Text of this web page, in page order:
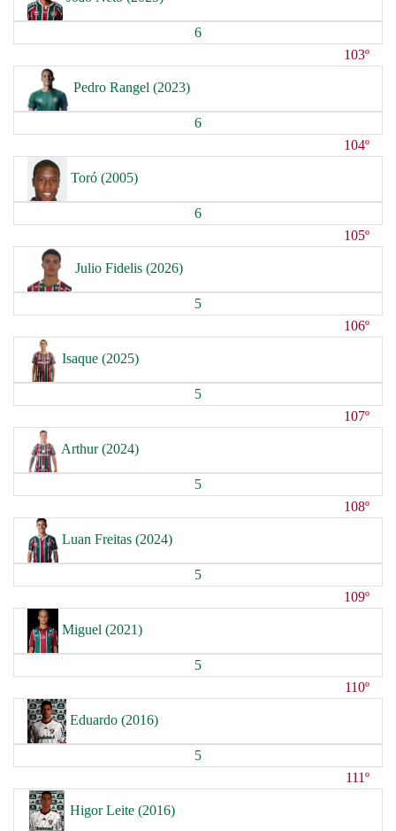
6
103º
Pedro Rangel (2023)
6
104º
Toró (2005)
6
105º
Julio Fidelis (2026)
5
106º
Isaque (2025)
5
107º
Arthur (2024)
5
108º
Luan Freitas (2024)
5
109º
Miguel (2021)
5
110º
Eduardo (2016)
5
111º
Higor Leite (2016)